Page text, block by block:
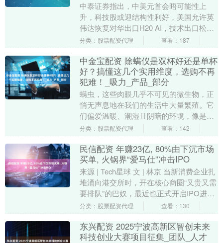
中泰证券指出，中美元首会晤可能性上
升，科技股或迎结构性利好，美国允许英
伟达恢复对华出口H20 AI，技术出口松
绑、媒体语境营造及高层互动节奏同步改
分类：股票配资代理 查看：187
中金宝配资 除螨仪是双杯好还是单杯
好？搞懂这几个实用维度，选购不再
犯难！_吸力_产品_部分
螨虫，这些肉眼几乎不可见的微生物，正
悄无声息地在我们的生活中大量繁殖。它
们偏爱温暖、潮湿且阴暗的环境，像是我
们的床铺、沙发、地毯等地方，都是它们
分类：股票配资代理 查看：142
民信配资 年赚23亿, 80%由下沉市场
买单, 火锅界“爱马仕”冲击IPO
来源 | Tech星球 文 | 林京 当新消费企业扎
堆涌向港交所时，开在核心商圈“又贵又需
要排队”的巴奴，最近也正式开启IPO进
程。 已经上市的火锅企业里，海底....
分类：股票配资代理 查看：130
东兴配资 2025宁波高新区智创未来
科技创业大赛项目征集_团队_人才